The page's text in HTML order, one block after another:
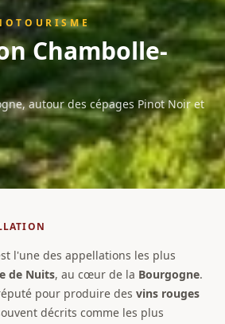
Chambolle-
autour des cépages Pinot Noir et
l'une des appellations les plus
de Nuits, au cœur de la Bourgogne.
pour produire des vins rouges
décrits comme les plus